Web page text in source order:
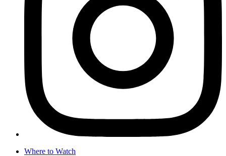
Where to Watch